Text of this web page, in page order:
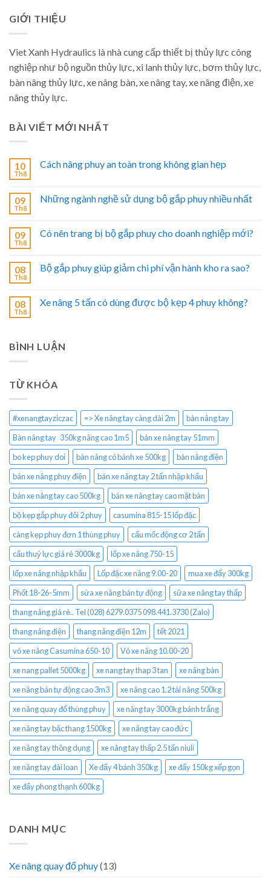
GIỚI THIỆU
Viet Xanh Hydraulics là nhà cung cấp thiết bị thủy lực công
nghiệp như bộ nguồn thủy lực, xi lanh thủy lực, bơm thủy lực,
bàn nâng thủy lực, xe nâng bàn, xe nâng tay, xe nâng điện, xe
nâng thủy lực.
BÀI VIẾT MỚI NHẤT
10
Th8
Cách nâng phuy an toàn trong không gian hẹp
09
Th8
Những ngành nghề sử dụng bộ gắp phuy nhiều nhất
09
Th8
Có nên trang bị bộ gắp phuy cho doanh nghiệp mới?
08
Th8
Bộ gắp phuy giúp giảm chi phí vận hành kho ra sao?
08
Th8
Xe nâng 5 tấn có dùng được bộ kẹp 4 phuy không?
BÌNH LUẬN
TỪ KHÓA
#xenangtayziczac => Xe nâng tay càng dài 2m
bàn nâng tay
Bàn nâng tay 350kg nâng cao 1m5
bán xe nâng tay 51mm
bo kep phuy doi
bàn nâng có bánh xe 500kg
bàn nâng điện
bán xe nâng phuy điện
bán xe nâng tay 2 tấn nhập khẩu
bán xe nâng tay cao 500kg
bán xe nâng tay cao mặt bàn
bộ kẹp gắp phuy đôi 2 phuy
casumina 815-15 lốp đặc
càng kẹp phuy đơn 1 thùng phuy
cẩu mốc động cơ 2 tấn
cẩu thuỷ lực giá rẻ 3000kg
lốp xe nâng 750-15
lốp xe nâng nhập khẩu
Lốp đặc xe nâng 9.00-20
mua xe đẩy 300kg
Phốt 18-26-5mm
sửa xe nâng bán tự động
sữa xe nâng tay thấp
thang nâng giá rẻ.. Tel (028) 6279.0375 098.441.3730 (Zalo)
thang nâng điện
thang nâng điện 12m
tết 2021
vỏ xe nâng Casumina 650-10
Vỏ xe nâng 10.00-20
xe nang pallet 5000kg
xe nang tay thap 3 tan
xe nâng bàn
xe nâng bán tự động cao 3m3
xe nâng cao 1.2 tải nâng 500kg
xe nâng quay đổ thùng phuy
xe nâng tay 3000kg bánh trắng
xe nâng tay bậc thang 1500kg
xe nâng tay cao đức
xe nâng tay thông dụng
xe nâng tay thấp 2.5 tấn niuli
xe nâng tay đài loan
Xe đẩy 4 bánh 350kg
xe đẩy 150kg xếp gọn
xe đẩy phong thạnh 600kg
DANH MỤC
Xe nâng quay đổ phuy(13)